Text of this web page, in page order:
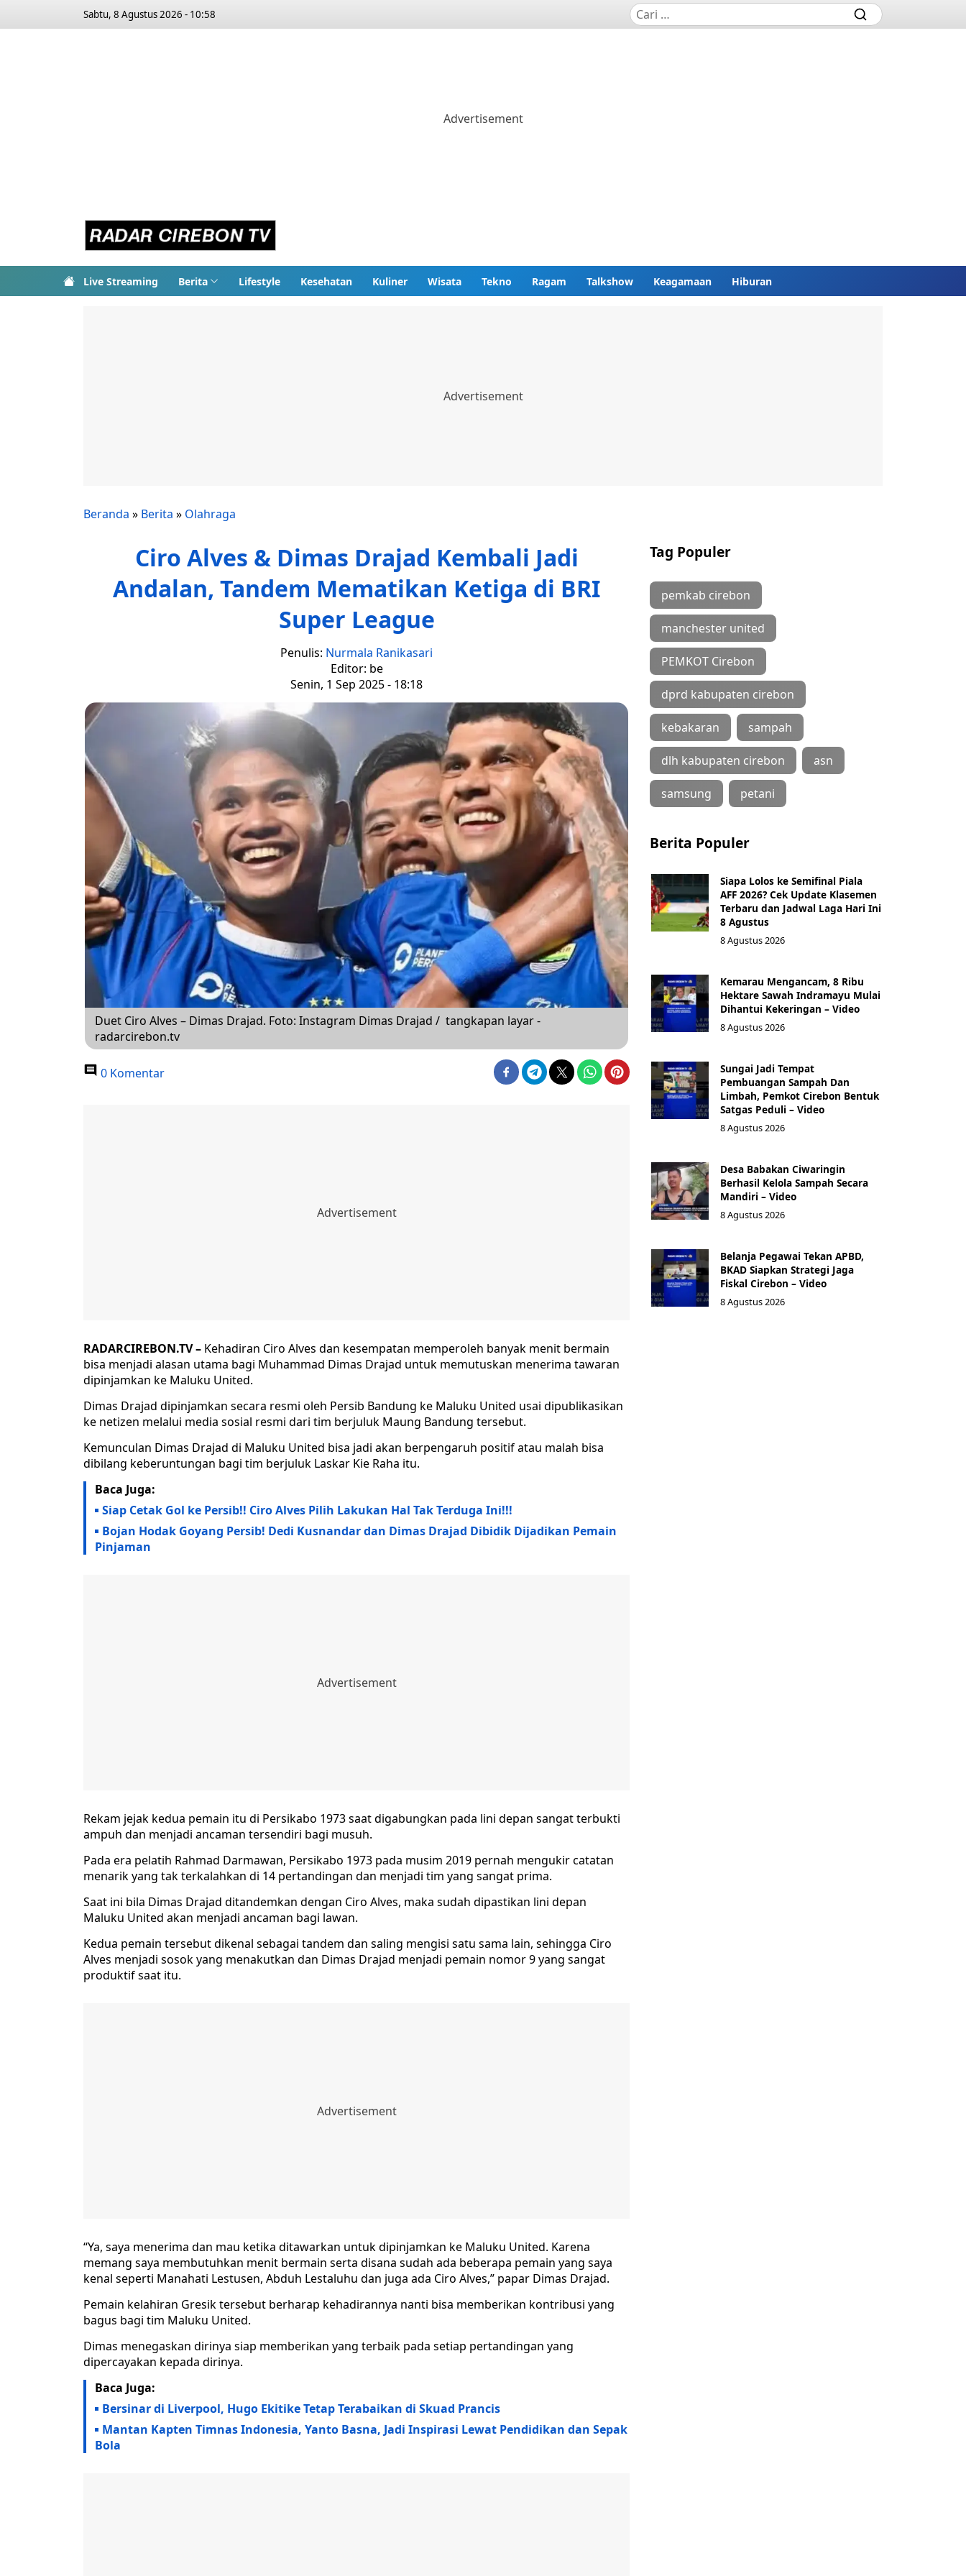
Sabtu, 8 Agustus 2026 - 10:58
Live Streaming Berita Lifestyle Kesehatan Kuliner Wisata Tekno Ragam Talkshow Keagamaan Hiburan
Beranda » Berita » Olahraga
Ciro Alves & Dimas Drajad Kembali Jadi
Andalan, Tandem Mematikan Ketiga di BRI
Super League
Penulis: Nurmala Ranikasari
Editor: be
Senin, 1 Sep 2025 - 18:18
Duet Ciro Alves – Dimas Drajad. Foto: Instagram Dimas Drajad / tangkapan layar -
radarcirebon.tv
0 Komentar
RADARCIREBON.TV – Kehadiran Ciro Alves dan kesempatan memperoleh banyak menit bermain
bisa menjadi alasan utama bagi Muhammad Dimas Drajad untuk memutuskan menerima tawaran
dipinjamkan ke Maluku United.
Dimas Drajad dipinjamkan secara resmi oleh Persib Bandung ke Maluku United usai dipublikasikan
ke netizen melalui media sosial resmi dari tim berjuluk Maung Bandung tersebut.
Kemunculan Dimas Drajad di Maluku United bisa jadi akan berpengaruh positif atau malah bisa
dibilang keberuntungan bagi tim berjuluk Laskar Kie Raha itu.
Baca Juga:
Siap Cetak Gol ke Persib!! Ciro Alves Pilih Lakukan Hal Tak Terduga Ini!!!
Bojan Hodak Goyang Persib! Dedi Kusnandar dan Dimas Drajad Dibidik Dijadikan Pemain
Pinjaman
Rekam jejak kedua pemain itu di Persikabo 1973 saat digabungkan pada lini depan sangat terbukti
ampuh dan menjadi ancaman tersendiri bagi musuh.
Pada era pelatih Rahmad Darmawan, Persikabo 1973 pada musim 2019 pernah mengukir catatan
menarik yang tak terkalahkan di 14 pertandingan dan menjadi tim yang sangat prima.
Saat ini bila Dimas Drajad ditandemkan dengan Ciro Alves, maka sudah dipastikan lini depan
Maluku United akan menjadi ancaman bagi lawan.
Kedua pemain tersebut dikenal sebagai tandem dan saling mengisi satu sama lain, sehingga Ciro
Alves menjadi sosok yang menakutkan dan Dimas Drajad menjadi pemain nomor 9 yang sangat
produktif saat itu.
“Ya, saya menerima dan mau ketika ditawarkan untuk dipinjamkan ke Maluku United. Karena
memang saya membutuhkan menit bermain serta disana sudah ada beberapa pemain yang saya
kenal seperti Manahati Lestusen, Abduh Lestaluhu dan juga ada Ciro Alves,” papar Dimas Drajad.
Pemain kelahiran Gresik tersebut berharap kehadirannya nanti bisa memberikan kontribusi yang
bagus bagi tim Maluku United.
Dimas menegaskan dirinya siap memberikan yang terbaik pada setiap pertandingan yang
dipercayakan kepada dirinya.
Baca Juga:
Bersinar di Liverpool, Hugo Ekitike Tetap Terabaikan di Skuad Prancis
Mantan Kapten Timnas Indonesia, Yanto Basna, Jadi Inspirasi Lewat Pendidikan dan Sepak
Bola
Tag Populer
pemkab cirebon
manchester united
PEMKOT Cirebon
dprd kabupaten cirebon
kebakaran sampah
dlh kabupaten cirebon asn
samsung petani
Berita Populer
Siapa Lolos ke Semifinal Piala
AFF 2026? Cek Update Klasemen
Terbaru dan Jadwal Laga Hari Ini
8 Agustus
8 Agustus 2026
Kemarau Mengancam, 8 Ribu
Hektare Sawah Indramayu Mulai
Dihantui Kekeringan – Video
8 Agustus 2026
Sungai Jadi Tempat
Pembuangan Sampah Dan
Limbah, Pemkot Cirebon Bentuk
Satgas Peduli – Video
8 Agustus 2026
Desa Babakan Ciwaringin
Berhasil Kelola Sampah Secara
Mandiri – Video
8 Agustus 2026
‎Belanja Pegawai Tekan APBD,
BKAD Siapkan Strategi Jaga
Fiskal Cirebon – Video
8 Agustus 2026